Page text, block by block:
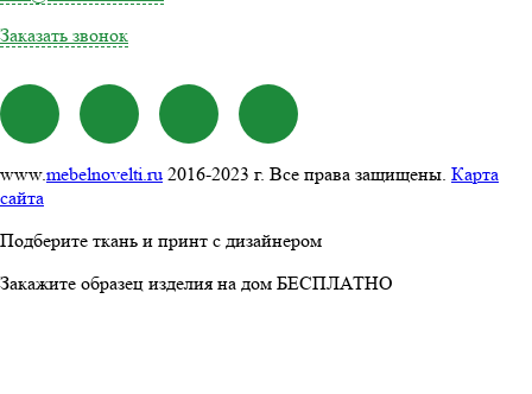
Заказать звонок
www.mebelnovelti.ru 2016-2023 г. Все права защищены. Карта
сайта
Подберите ткань и принт с дизайнером
Закажите образец изделия на дом БЕСПЛАТНО